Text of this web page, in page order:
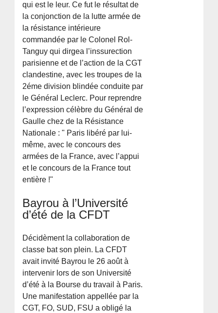
qui est le leur. Ce fut le résultat de
la conjonction de la lutte armée de
la résistance intérieure
commandée par le Colonel Rol-
Tanguy qui dirgea l’inssurection
parisienne et de l’action de la CGT
clandestine, avec les troupes de la
2éme division blindée conduite par
le Général Leclerc. Pour reprendre
l’expression célèbre du Général de
Gaulle chez de la Résistance
Nationale : " Paris libéré par lui-
même, avec le concours des
armées de la France, avec l’appui
et le concours de la France tout
entière !"
Bayrou à l’Université
d’été de la CFDT
Décidèment la collaboration de
classe bat son plein. La CFDT
avait invité Bayrou le 26 août à
intervenir lors de son Université
d’été à la Bourse du travail à Paris.
Une manifestation appellée par la
CGT, FO, SUD, FSU a obligé la